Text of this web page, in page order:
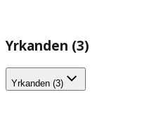
Yrkanden (3)
Yrkanden (3)